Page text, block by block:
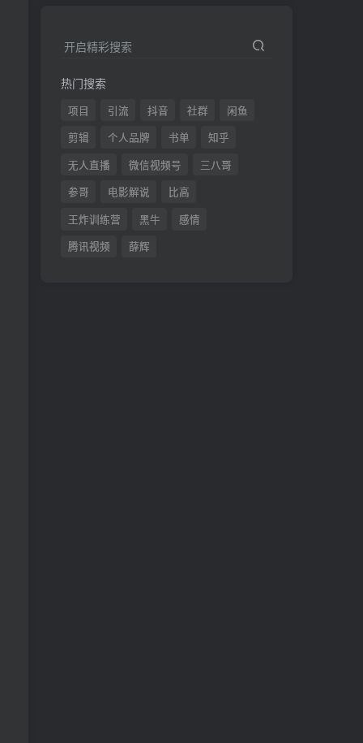
开启精彩搜索
热门搜索
项目 引流 抖音 社群
闲鱼
剪辑
个人品牌 书单
知乎
无人直播
微信视频号
三八哥
参哥
电影解说
比高
王炸训练营
黑牛
感情
腾讯视频
薛辉